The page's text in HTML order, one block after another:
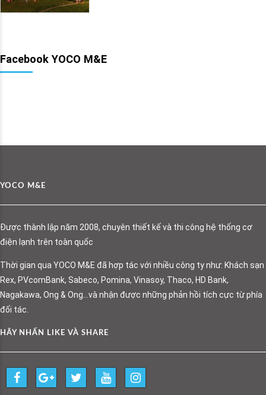
Facebook YOCO M&E
YOCO M&E
Được thành lập năm 2008, chuyên thiết kế và thi công hệ thống cơ
điện lạnh trên toàn quốc
Thời gian qua YOCO M&E đã hợp tác với nhiều công ty như: Khách sạn
Rex, PVcomBank, Sabeco, Pomina, Vinasoy, Thaco, HD Bank,
Nagakawa, Ong & Ong…và nhận được những phản hồi tích cực từ phía
đối tác.
HÃY NHẤN LIKE VÀ SHARE